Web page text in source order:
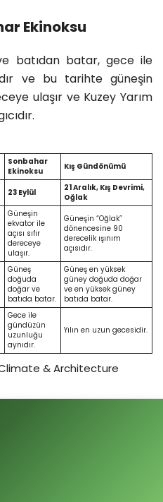
Ekinoksu
batıdan batar, gece ile
ve bu tarihte güneşin
ulaşır ve Kuzey Yarım
Sonbahar
Ekinoksu
Kış Gündönümü
23 Eylül
21 Aralık, Kış Devrimi,
Oğlak
Güneşin
ekvator ile
açısı sıfır
dereceye
ulaşır.
Güneşin “Oğlak”
dönencesine 90
derecelik ışınım
açısıdır.
Güneş
doğuda
doğar ve
batıda batar.
Güneş en yüksek
güney doğuda doğar
ve en yüksek güney
batıda batar.
Gece ile
gündüzün
uzunluğu
aynıdır.
Yılın en uzun gecesidir.
& Architecture